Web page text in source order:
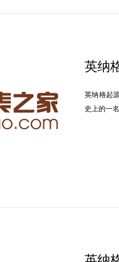
英纳
英纳格起
史上的一